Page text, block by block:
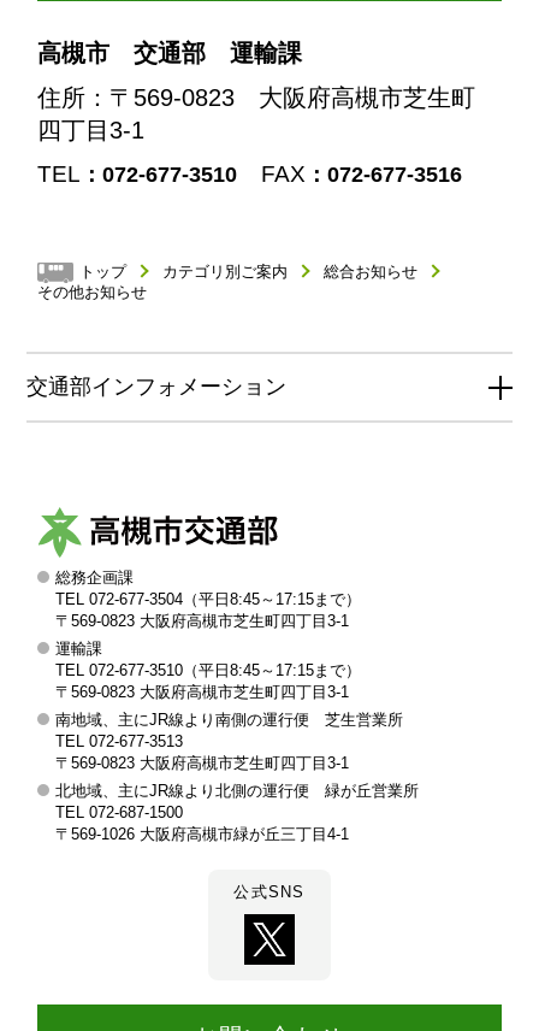
高槻市 交通部 運輸課
住所 ：〒569-0823 大阪府高槻市芝生町
四丁目3-1
TEL ：072-677-3510 FAX ：072-677-3516
トップ カテゴリ別ご案内
総合お知らせ
その他お知らせ
交通部インフォメーション
槻
交
通
部
総務企画課
TEL 072-677-3504（平日8:45～17:15まで）
〒569-0823 大阪府高槻市芝生町四丁目3-1
運輸課
TEL 072-677-3510（平日8:45～17:15まで）
〒569-0823 大阪府高槻市芝生町四丁目3-1
南地域、主にJR線より南側の運行便 芝生営業所
TEL 072-677-3513
〒569-0823 大阪府高槻市芝生町四丁目3-1
北地域、主にJR線より北側の運行便 緑が丘営業所
TEL 072-687-1500
〒569-1026 大阪府高槻市緑が丘三丁目4-1
公式SNS